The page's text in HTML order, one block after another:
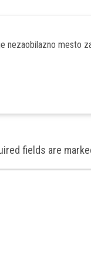
nezaobilazno mesto
fields are